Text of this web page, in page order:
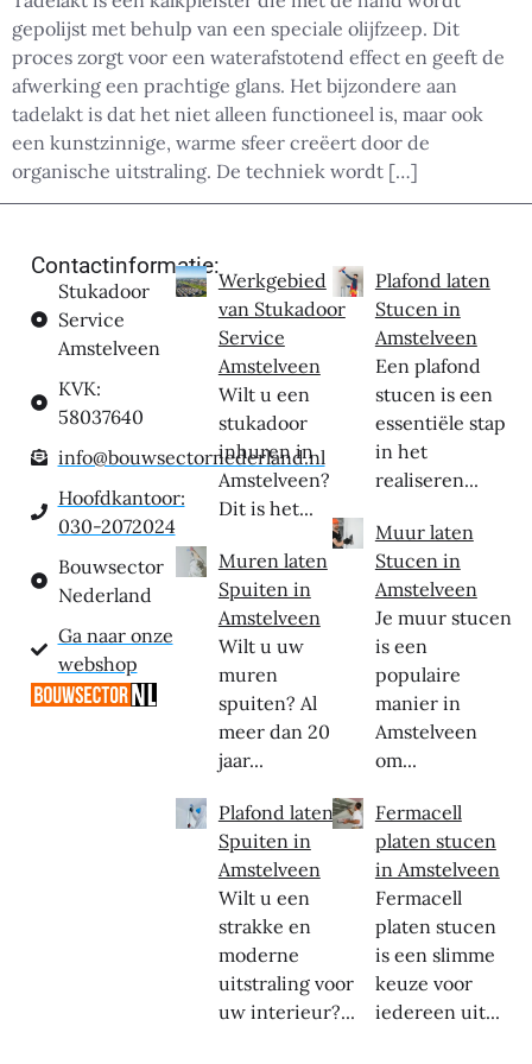
gepolijst met behulp van een speciale olijfzeep. Dit
proces zorgt voor een waterafstotend effect en geeft de
afwerking een prachtige glans. Het bijzondere aan
tadelakt is dat het niet alleen functioneel is, maar ook
een kunstzinnige, warme sfeer creëert door de
organische uitstraling. De techniek wordt […]
Contactinformatie:
Stukadoor
Service
Amstelveen
KVK:
58037640
info@bouwsectornederland.nl
Hoofdkantoor:
030-2072024
Bouwsector
Nederland
Ga naar onze
webshop
Werkgebied
van Stukadoor
Service
Amstelveen
Wilt u een
stukadoor
inhuren in
Amstelveen?
Dit is het...
Muren laten
Spuiten in
Amstelveen
Wilt u uw
muren
spuiten? Al
meer dan 20
jaar...
Plafond laten
Spuiten in
Amstelveen
Wilt u een
strakke en
moderne
uitstraling voor
uw interieur?...
Plafond laten
Stucen in
Amstelveen
Een plafond
stucen is een
essentiële stap
in het
realiseren...
Muur laten
Stucen in
Amstelveen
Je muur stucen
is een
populaire
manier in
Amstelveen
om...
Fermacell
platen stucen
in Amstelveen
Fermacell
platen stucen
is een slimme
keuze voor
iedereen uit...